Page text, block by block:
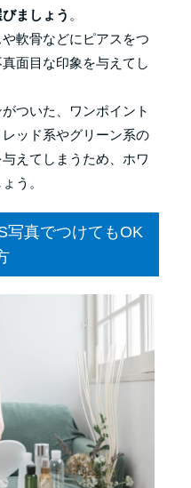
ましょう 。
軟骨などにピアスをつ
面目な印象を与えてし
ついた、ワンポイント
ッド系やグリーン系の
えてしまうため、ホワ
う。
写真でつけてもOK